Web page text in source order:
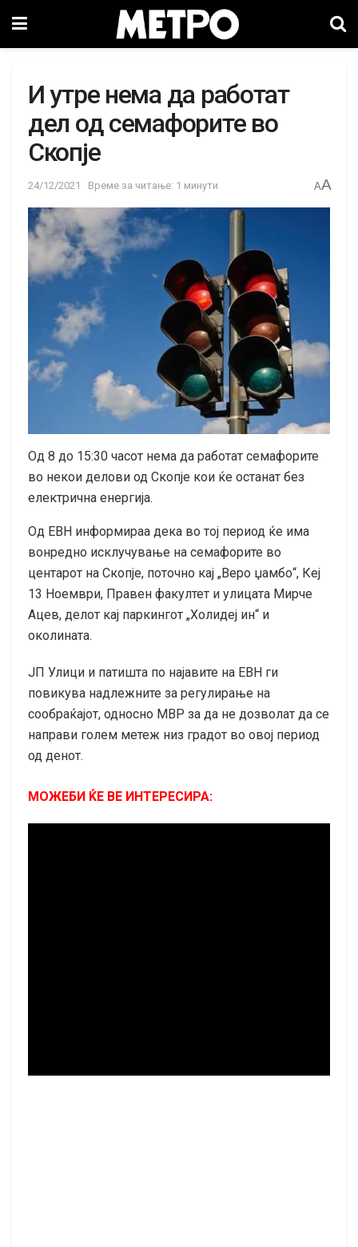
И утре нема да работат
дел од семафорите во
Скопје
24/12/2021 Време за читање: 1 минути AA
Oд 8 до 15:30 часот нема да работат семафорите
во некои делови од Скопје кои ќе останат без
електрична енергија.
Од ЕВН информираа дека во тој период ќе има
вонредно исклучување на семафорите во
центарот на Скопје, поточно кај „Веро џамбо“, Кеј
13 Ноември, Правен факултет и улицата Мирче
Ацев, делот кај паркингот „Холидеј ин“ и
околината.
ЈП Улици и патишта по најавите на ЕВН ги
повикува надлежните за регулирање на
сообраќајот, односно МВР за да не дозволат да се
направи голем метеж низ градот во овој период
од денот.
МОЖЕБИ ЌЕ ВЕ ИНТЕРЕСИРА: